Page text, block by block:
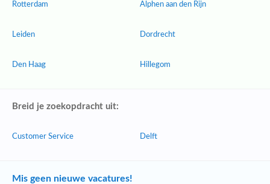
Rotterdam
Leiden
Den Haag
Alphen aan den Rijn
Dordrecht
Hillegom
Breid je zoekopdracht uit:
Customer Service Delft
Mis geen nieuwe vacatures!